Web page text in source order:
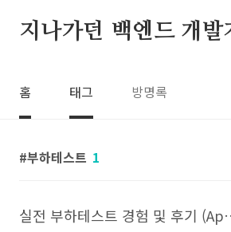
지나가던 백엔드 개발
홈 태그 방명록
부하테스트 1
실전 부하테